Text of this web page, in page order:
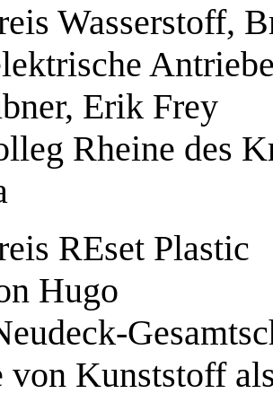
Wasserstoff,
Erik Frey
Rheine des
REset Plastic
Hugo
von Kunststoff